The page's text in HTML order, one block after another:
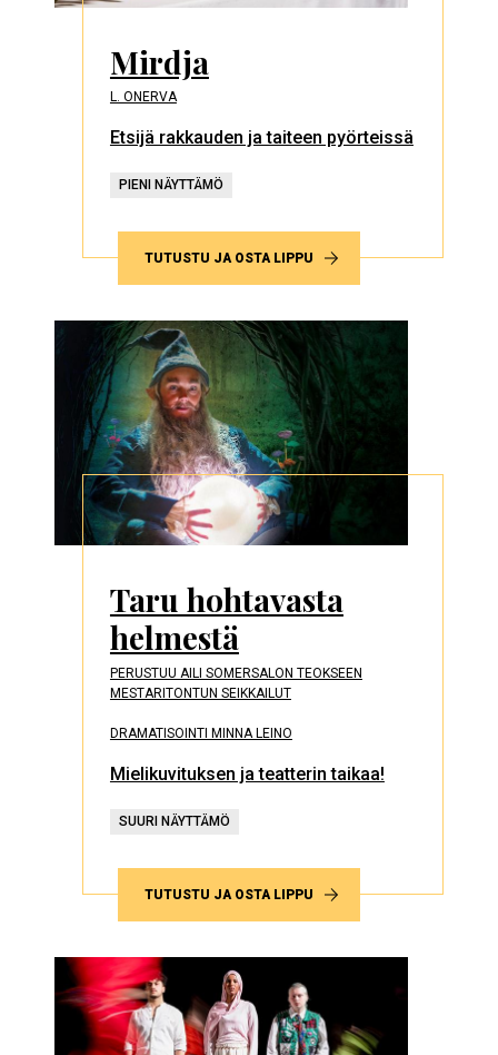
Mirdja
L. ONERVA
Etsijä rakkauden ja taiteen pyörteissä
PIENI NÄYTTÄMÖ
TUTUSTU JA OSTA LIPPU
Taru hohtavasta
helmestä
PERUSTUU AILI SOMERSALON TEOKSEEN
MESTARITONTUN SEIKKAILUT
DRAMATISOINTI MINNA LEINO
Mielikuvituksen ja teatterin taikaa!
SUURI NÄYTTÄMÖ
TUTUSTU JA OSTA LIPPU